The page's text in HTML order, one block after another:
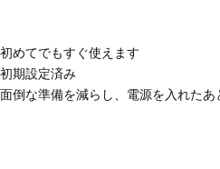
初めてでもすぐ使えます
初期設定済み
面倒な準備を減らし、電源を入れた